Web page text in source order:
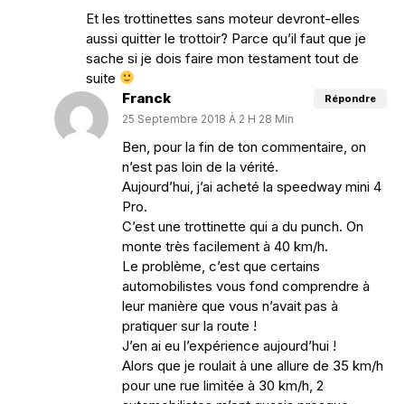
Et les trottinettes sans moteur devront-elles
aussi quitter le trottoir? Parce qu’il faut que je
sache si je dois faire mon testament tout de
suite
Franck
25 Septembre 2018 À 2 H 28 Min
Ben, pour la fin de ton commentaire, on
n’est pas loin de la vérité.
Aujourd’hui, j’ai acheté la speedway mini 4
Pro.
C’est une trottinette qui a du punch. On
monte très facilement à 40 km/h.
Le problème, c’est que certains
automobilistes vous fond comprendre à
leur manière que vous n’avait pas à
pratiquer sur la route !
J’en ai eu l’expérience aujourd’hui !
Alors que je roulait à une allure de 35 km/h
pour une rue limitée à 30 km/h, 2
Répondre